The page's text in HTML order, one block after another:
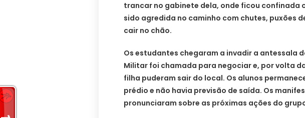
trancar no gabinete dela, onde ficou confinada
sido agredida no caminho com chutes, puxões
cair no chão.
Os estudantes chegaram a invadir a antessala
Militar foi chamada para negociar e, por volta
filha puderam sair do local. Os alunos
prédio e não havia previsão de saída. Os
pronunciaram sobre as próximas ações do